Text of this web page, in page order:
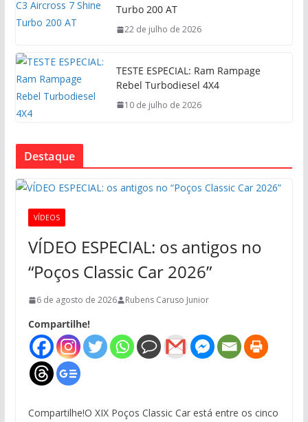
Turbo 200 AT
22 de julho de 2026
TESTE ESPECIAL: Ram Rampage
Rebel Turbodiesel 4X4
10 de julho de 2026
Destaque
VÍDEOS
VÍDEO ESPECIAL: os antigos no
“Poços Classic Car 2026”
6 de agosto de 2026 Rubens Caruso Junior
Compartilhe!
Compartilhe!O XIX Poços Classic Car está entre os cinco